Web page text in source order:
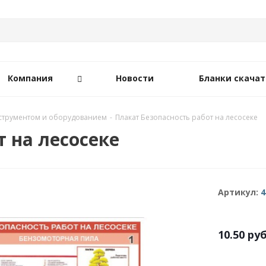
Компания Новости Бланки
и оборудованием - Плакат Безопасность работ на лесосеке
на лесосеке
Артикул:
10.50